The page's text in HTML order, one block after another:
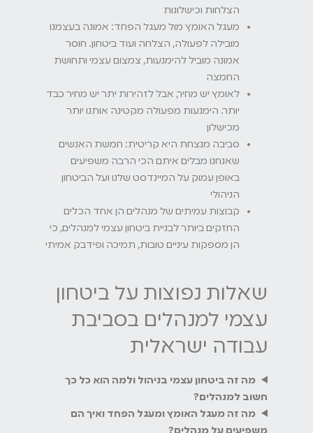
הצלחות וכישלונות
מעגל האומץ מול מעגל הפחד: אמונה בעצמנו
מובילה לפעולה, הצלחה ועוד ביטחון. חוסר
אמונה מוביל להימנעות, צמצום עצמי ותחושת
החמצה
לאומץ יש מחיר, אבל לזהירות יתר יש מחיר כבד
יותר. הימנעות מפעולה מקטינה אותנו יותר
מכישלון
סביבה מנצחת היא קריטית: חמשת האנשים
שאנחנו מבלים איתם הכי הרבה משפיעים
באופן עמוק על המיינדסט שלנו ועל הביטחון
הניהולי
קבוצות עמיתים של מנהלים הן אחד הכלים
החזקים ביותר לבניית ביטחון עצמי למנהלים, כי
הן מספקות עיניים טובות, תמיכה ופידבק אמיתי
שאלות נפוצות על ביטחון
עצמי למנהלים בסביבת
עבודה ישראלית
מה זה ביטחון עצמי בניהול ולמה הוא כל כך
חשוב למנהלים?
מה זה מעגל האומץ ומעגל הפחד ואיך הם